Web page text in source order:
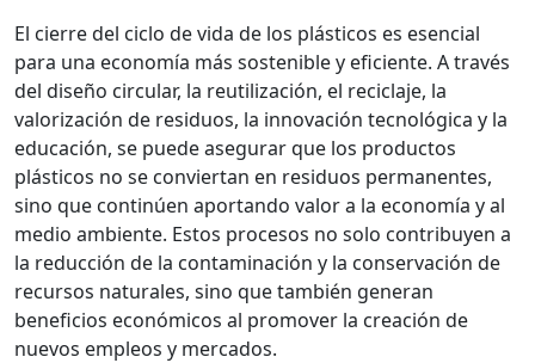
El cierre del ciclo de vida de los plásticos es esencial
para una economía más sostenible y eficiente. A través
del diseño circular, la reutilización, el reciclaje, la
valorización de residuos, la innovación tecnológica y la
educación, se puede asegurar que los productos
plásticos no se conviertan en residuos permanentes,
sino que continúen aportando valor a la economía y al
medio ambiente. Estos procesos no solo contribuyen a
la reducción de la contaminación y la conservación de
recursos naturales, sino que también generan
beneficios económicos al promover la creación de
nuevos empleos y mercados.